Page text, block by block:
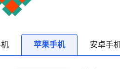
苹果手机 安卓手